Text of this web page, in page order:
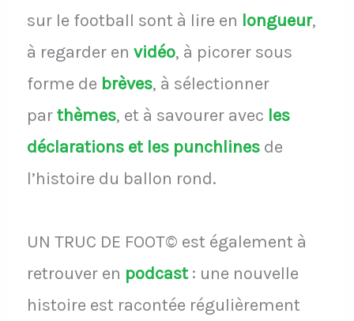
sur le football sont à lire en longueur,
à regarder en vidéo, à picorer sous
forme de brèves, à sélectionner
parthèmes, et à savourer avec les
déclarations et les punchlinesde
l’histoire du ballon rond.
UN TRUC DE FOOT© est également à
retrouver en podcast : une nouvelle
histoire est racontée régulièrement